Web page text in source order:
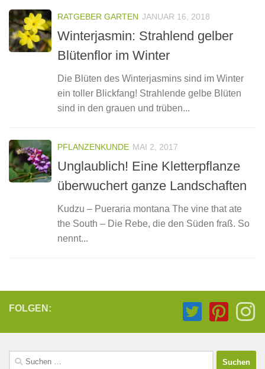
RATGEBER GARTEN JANUAR 16, 2018
Winterjasmin: Strahlend gelber
Blütenflor im Winter
Die Blüten des Winterjasmins sind im Winter
ein toller Blickfang! Strahlende gelbe Blüten
sind in den grauen und trüben...
PFLANZENKUNDE MAI 2, 2017
Unglaublich! Eine Kletterpflanze
überwuchert ganze Landschaften
Kudzu – Pueraria montana The vine that ate
the South – Die Rebe, die den Süden fraß. So
nennt...
FOLGEN:
Suchen